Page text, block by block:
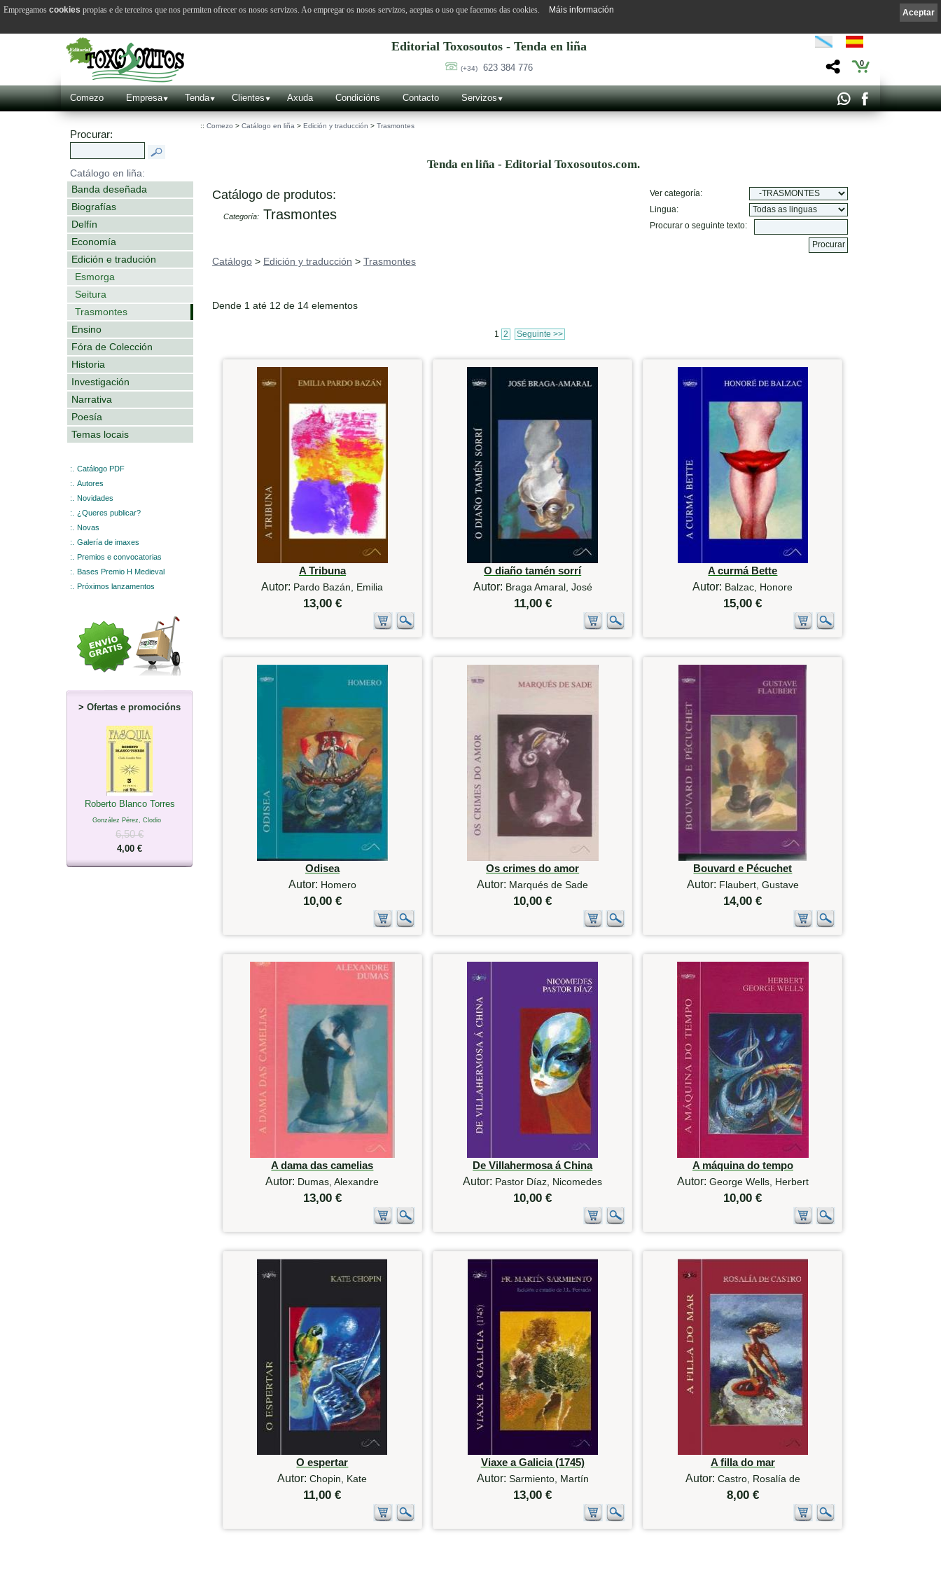
Editorial Toxosoutos - Tenda en liña
(+34) 623 384 776 0
Comezo Empresa Tenda Clientes Axuda Condicións Contacto Servizos
Procurar:
Catálogo en liña:
Banda deseñada
Biografías
Delfín
Economía
Edición e tradución
Esmorga
Seitura
Trasmontes
Ensino
Fóra de Colección
Historia
Investigación
Narrativa
Poesía
Temas locais
:.
Catálogo PDF
:.
Autores
:.
Novidades
:.
¿Queres publicar?
:.
Novas
:.
Galería de imaxes
:.
Premios e convocatorias
:.
Bases Premio H Medieval
:.
Próximos lanzamentos
> Ofertas e promocións
Roberto Blanco Torres
González Pérez, Clodio
6,50 €
4,00 €
:: Comezo > Catálogo en liña > Edición y traducción > Trasmontes
Tenda en liña - Editorial Toxosoutos.com.
Catálogo de produtos:
Categoría: Trasmontes
Ver categoría:
Lingua:
Procurar o seguinte texto:
Catálogo > Edición y traducción > Trasmontes
Dende 1 até 12 de 14 elementos
1 2 Seguinte >>
A Tribuna
Autor: Pardo Bazán, Emilia
13,00 €
O diaño tamén sorrí
Autor: Braga Amaral, José
11,00 €
A curmá Bette
Autor: Balzac, Honore
15,00 €
Odisea
Autor: Homero
10,00 €
Os crimes do amor
Autor: Marqués de Sade
10,00 €
Bouvard e Pécuchet
Autor: Flaubert, Gustave
14,00 €
A dama das camelias
Autor: Dumas, Alexandre
13,00 €
De Villahermosa á China
Autor: Pastor Díaz, Nicomedes
10,00 €
A máquina do tempo
Autor: George Wells, Herbert
10,00 €
O espertar
Autor:Chopin, Kate
11,00 €
Viaxe a Galicia (1745)
Autor: Sarmiento, Martín
13,00 €
A filla do mar
Autor: Castro, Rosalía de
8,00 €
Aceptar
Empregamos cookies propias e de terceiros que nos permiten ofrecer os nosos servizos. Ao empregar os nosos servizos, aceptas o uso que facemos das cookies. Máis información